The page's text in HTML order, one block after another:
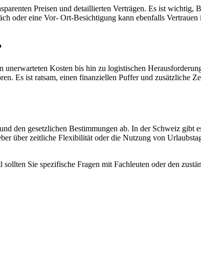
Preisen und detaillierten Verträgen. Es ist wichtig,
oder eine Vor- Ort-Besichtigung kann ebenfalls Vertrauen
Kosten bis hin zu logistischen
Es ist ratsam, einen finanziellen Puffer und zusätzliche
den gesetzlichen Bestimmungen ab. In der Schweiz gibt
über zeitliche Flexibilität oder die Nutzung von
Sie spezifische Fragen mit Fachleuten oder den